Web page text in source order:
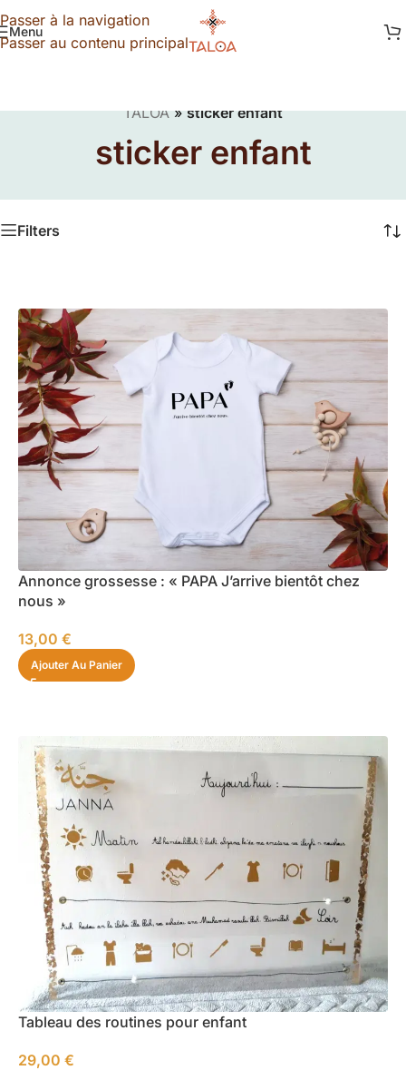
Passer à la navigation
Passer au contenu principal
Menu
TALOA»sticker enfant
sticker enfant
Filters
Annonce grossesse : « PAPA J’arrive bientôt chez
nous »
13,00 €
Ajouter Au Panier
Tableau des routines pour enfant
29,00 €